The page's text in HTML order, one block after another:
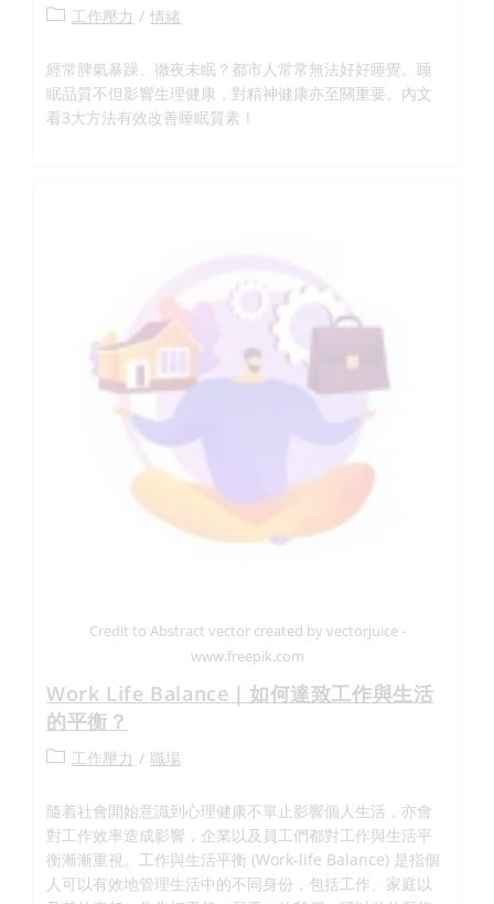
工作壓力 / 情緒
經常脾氣暴躁、徹夜未眠？都市人常常無法好好睡覺。睡
眠品質不但影響生理健康，對精神健康亦至關重要。內文
看3大方法有效改善睡眠質素！
Credit to Abstract vector created by vectorjuice -
www.freepik.com
Work Life Balance｜如何達致工作與生活
的平衡？
工作壓力 / 職場
隨着社會開始意識到心理健康不單止影響個人生活，亦會
對工作效率造成影響，企業以及員工們都對工作與生活平
衡漸漸重視。工作與生活平衡 (Work-life Balance) 是指個
人可以有效地管理生活中的不同身份，包括工作、家庭以